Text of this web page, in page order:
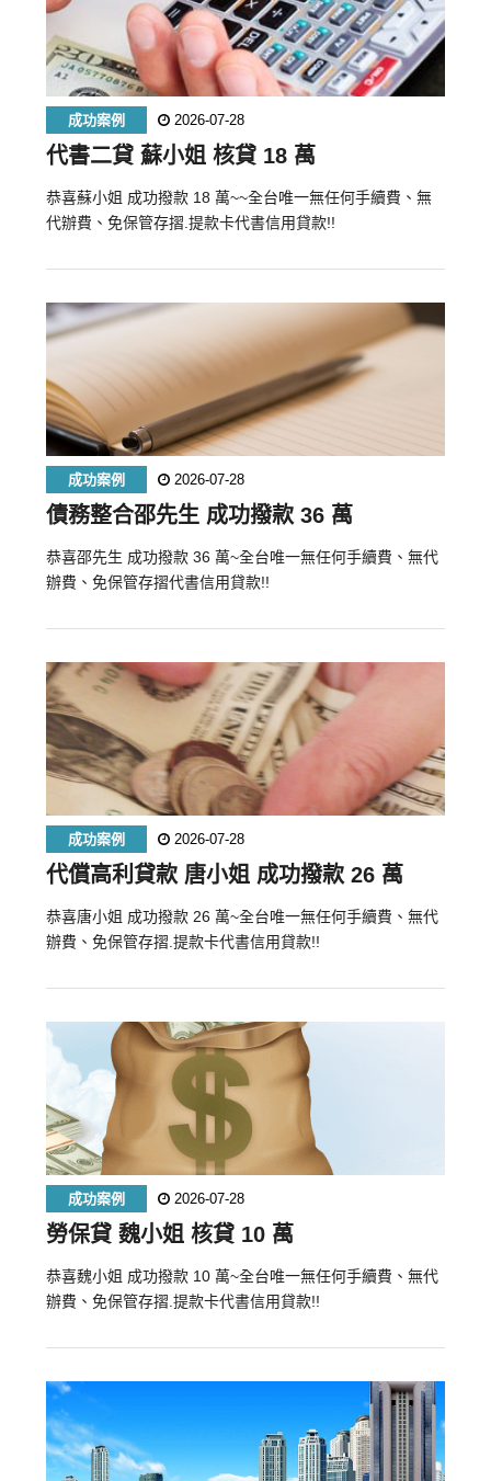
成功案例 2026-07-28
代書二貸 蘇小姐 核貸 18 萬
恭喜蘇小姐 成功撥款 18 萬~~全台唯一無任何手續費、無
代辦費、免保管存摺.提款卡代書信用貸款!!
成功案例 2026-07-28
債務整合邵先生 成功撥款 36 萬
恭喜邵先生 成功撥款 36 萬~全台唯一無任何手續費、無代
辦費、免保管存摺代書信用貸款!!
成功案例 2026-07-28
代償高利貸款 唐小姐 成功撥款 26 萬
恭喜唐小姐 成功撥款 26 萬~全台唯一無任何手續費、無代
辦費、免保管存摺.提款卡代書信用貸款!!
成功案例 2026-07-28
勞保貸 魏小姐 核貸 10 萬
恭喜魏小姐 成功撥款 10 萬~全台唯一無任何手續費、無代
辦費、免保管存摺.提款卡代書信用貸款!!